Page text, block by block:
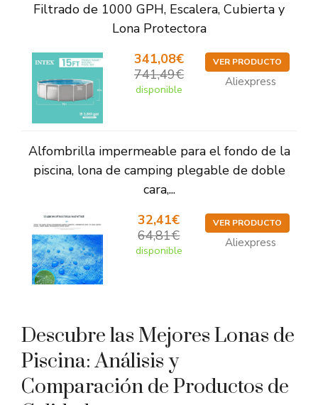
Filtrado de 1000 GPH, Escalera, Cubierta y
Lona Protectora
341,08€
741,49€
disponible
VER PRODUCTO
Aliexpress
Alfombrilla impermeable para el fondo de la
piscina, lona de camping plegable de doble
cara,...
32,41€
64,81€
disponible
VER PRODUCTO
Aliexpress
Descubre las Mejores Lonas de
Piscina: Análisis y
Comparación de Productos de